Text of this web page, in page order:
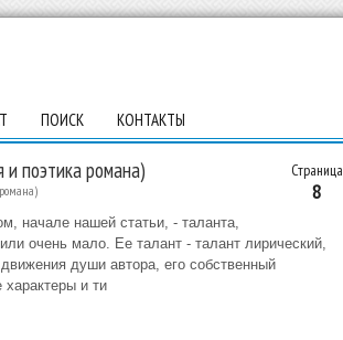
ПОИСК КОНТАКТЫ
Страница
8
и поэтика романа)
начале нашей статьи, - таланта,
очень мало. Ее талант - талант лирический,
души автора, его собственный
и ти